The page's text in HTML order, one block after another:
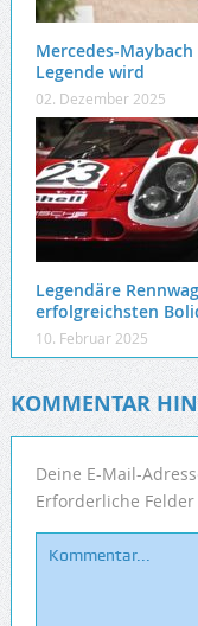
Mercedes-
Legende wird
02. Dezember 2025
Legendäre
erfolgreichsten
10. Februar 2025
KOMMENTAR
Deine E-Mail-
Erforderliche